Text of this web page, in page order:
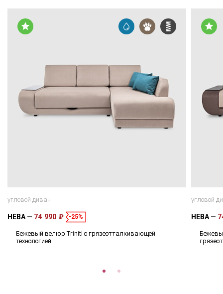
угловой диван
НЕВА 74 990 ₽ -25%
Бежевый велюр Triniti с грязеотталкивающей
технологией
угловой
НЕВА